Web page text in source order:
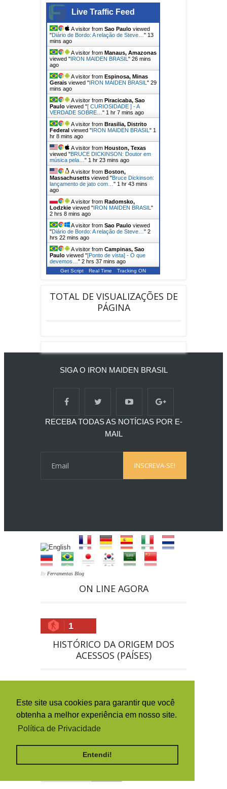
Este site usa cookies para garantir que você
obtenha a melhor experiência em nosso site.
Política de Privacidade
Entendi!
Live Traffic Feed
A visitor from Sao Paulo viewed
"Diário de Bordo: A relação de Steve… " 13
mins ago
A visitor from Manaus, Amazonas
viewed "IRON MAIDEN BRASIL " 26 mins
ago
A visitor from Espinosa, Minas
Gerais viewed "IRON MAIDEN BRASIL " 29
mins ago
A visitor from Piracicaba, Sao
Paulo viewed "[ CURIOSIDADE ] - A
VERDADE SOBRE… " 1 hr 7 mins ago
A visitor from Brasilia, Distrito
Federal viewed "IRON MAIDEN BRASIL " 1
hr 8 mins ago
A visitor from Houston, Texas
viewed "BRUCE DICKINSON: Doutor em
música pela… " 1 hr 23 mins ago
A visitor from Boston,
Massachusetts viewed "Bruce Dickinson:
lançamento de jato com… " 1 hr 43 mins
ago
A visitor from Radomsko,
Lodzkie viewed "IRON MAIDEN BRASIL "
2 hrs 8 mins ago
A visitor from Sao Paulo viewed
"Diário de Bordo: A relação de Steve… " 2
hrs 22 mins ago
A visitor from Campinas, Sao
Paulo viewed "[Ponto de vista] - O que
devemos… " 2 hrs 37 mins ago
Get Script Real Time Tracking ON
TOTAL DE VISUALIZAÇÕES DE
PÁGINA
SIGA O IRON MAIDEN BRASIL
RECEBA TODAS AS NOTÍCIAS POR E-
MAIL
By Ferramentas Blog
ON LINE AGORA
1
HISTÓRICO DA ORIGEM DOS
ACESSOS (PAÍSES)